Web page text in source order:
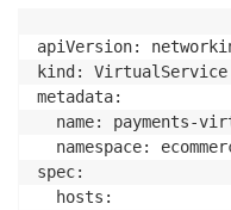
apiVersion:
kind: VirtualService
metadata:
name: payments-
namespace:
spec:
  hosts: